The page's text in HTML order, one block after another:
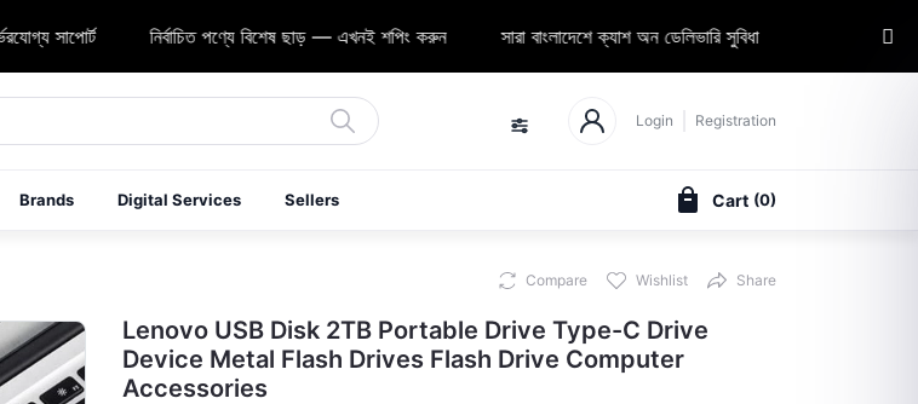
নির্বাচিত পণ্যে বিশেষ ছাড় — এখনই শপিং করুন সারা বাংলাদেশে ক্যাশ অন ডেলিভারি সুবিধা Elozaa Seller হোন —
Login Registration
Brands Digital Services Sellers Cart (0)
Compare Wishlist Share
Lenovo USB Disk 2TB Portable Drive Type-C Drive
Device Metal Flash Drives Flash Drive Computer
Accessories